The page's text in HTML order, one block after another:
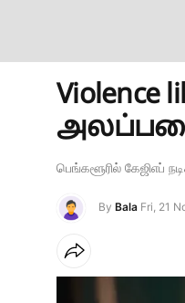
Violence
பெங்களூரில் கேஜிஎப்
By Bala Fri, 21